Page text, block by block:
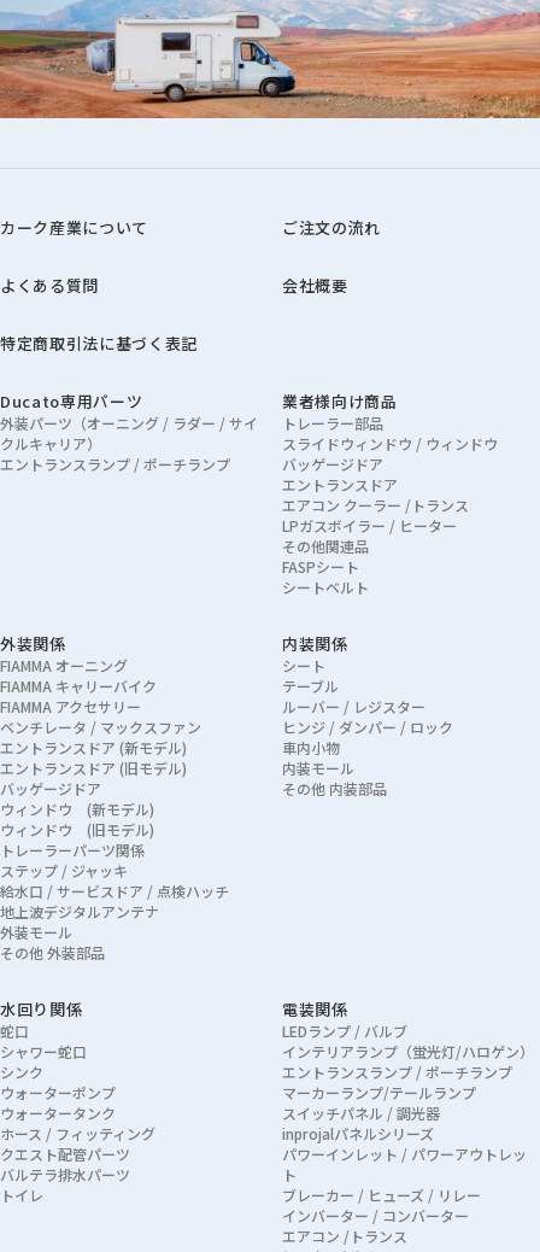
カーク産業について ご注文の流れ
よくある質問 会社概要
特定商取引法に基づく表記
Ducato専用パーツ
外装パーツ（オーニング / ラダー / サイ
クルキャリア）
エントランスランプ / ポーチランプ
業者様向け商品
トレーラー部品
スライドウィンドウ / ウィンドウ
バッゲージドア
エントランスドア
エアコン クーラー /トランス
LPガスボイラー / ヒーター
その他関連品
FASPシート
シートベルト
外装関係
FIAMMA オーニング
FIAMMA キャリーバイク
FIAMMA アクセサリー
ベンチレータ / マックスファン
エントランスドア (新モデル)
エントランスドア (旧モデル)
バッゲージドア
ウィンドウ (新モデル)
ウィンドウ (旧モデル)
トレーラーパーツ関係
ステップ / ジャッキ
給水口 / サービスドア / 点検ハッチ
地上波デジタルアンテナ
外装モール
その他 外装部品
内装関係
シート
テーブル
ルーバー / レジスター
ヒンジ / ダンパー / ロック
車内小物
内装モール
その他 内装部品
水回り関係
蛇口
シャワー蛇口
シンク
ウォーターポンプ
ウォータータンク
ホース / フィッティング
クエスト配管パーツ
バルテラ排水パーツ
トイレ
電装関係
LEDランプ / バルブ
インテリアランプ（蛍光灯/ハロゲン）
エントランスランプ / ポーチランプ
マーカーランプ/テールランプ
スイッチパネル / 調光器
inprojalパネルシリーズ
パワーインレット / パワーアウトレッ
ト
ブレーカー / ヒューズ / リレー
インバーター / コンバーター
エアコン /トランス